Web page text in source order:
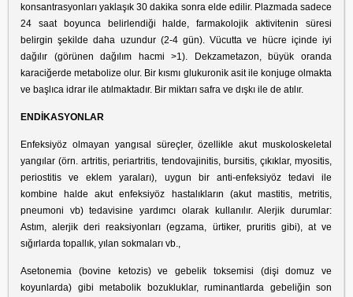
konsantrasyonları yaklaşık 30 dakika sonra elde edilir. Plazmada sadece
24 saat boyunca belirlendiği halde, farmakolojik aktivitenin süresi
belirgin şekilde daha uzundur (2-4 gün). Vücutta ve hücre içinde iyi
dağılır (görünen dağılım hacmi >1). Dekzametazon, büyük oranda
karaciğerde metabolize olur. Bir kısmı glukuronik asit ile konjuge olmakta
ve başlıca idrar ile atılmaktadır. Bir miktarı safra ve dışkı ile de atılır.
ENDİKASYONLAR
Enfeksiyöz olmayan yangısal süreçler, özellikle akut muskoloskeletal
yangılar (örn. artritis, periartritis, tendovajinitis, bursitis, çıkıklar, myositis,
periostitis ve eklem yaraları), uygun bir anti-enfeksiyöz tedavi ile
kombine halde akut enfeksiyöz hastalıkların (akut mastitis, metritis,
pneumoni vb) tedavisine yardımcı olarak kullanılır. Alerjik durumlar:
Astım, alerjik deri reaksiyonları (egzama, ürtiker, pruritis gibi), at ve
sığırlarda topallık, yılan sokmaları vb.,
Asetonemia (bovine ketozis) ve gebelik toksemisi (dişi domuz ve
koyunlarda) gibi metabolik bozukluklar, ruminantlarda gebeliğin son